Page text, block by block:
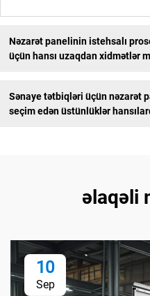
Nəzarət panelinin istehsalı
üçün hansı uzaqdan xidmətlər
Sənaye tətbiqləri üçün nəzarət
seçim edən üstünlüklər
əlaqəli
10
Sep